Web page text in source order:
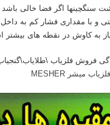
سنگچینها اگر فضا خالی
و با مقداری فشار کم به
به کاوش در نقطه های
فروش فلزیاب
فلزیاب میشر MESHER